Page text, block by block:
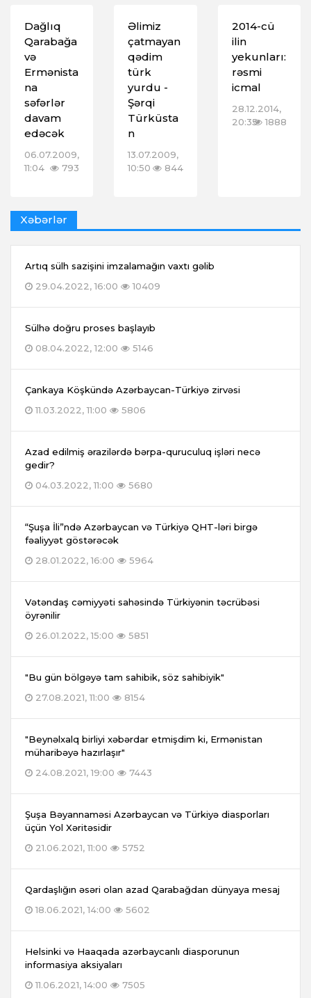
Dağlıq
Qarabağa
və
Ermənista
na
səfərlər
davam
edəcək
06.07.2009,
11:04
793
Əlimiz
çatmayan
qədim
türk
yurdu -
Şərqi
Türküsta
n
13.07.2009,
10:50
844
2014-cü
ilin
yekunları:
rəsmi
icmal
28.12.2014,
20:35 1888
Xəbərlər
Artıq sülh sazişini imzalamağın vaxtı gəlib
29.04.2022, 16:00
10409
Sülhə doğru proses başlayıb
08.04.2022, 12:00
5146
Çankaya Köşkündə Azərbaycan-Türkiyə zirvəsi
11.03.2022, 11:00
5806
Azad edilmiş ərazilərdə bərpa-quruculuq işləri necə
gedir?
04.03.2022, 11:00
5680
“Şuşa İli”ndə Azərbaycan və Türkiyə QHT-ləri birgə
fəaliyyət göstərəcək
28.01.2022, 16:00
5964
Vətəndaş cəmiyyəti sahəsində Türkiyənin təcrübəsi
öyrənilir
26.01.2022, 15:00
5851
"Bu gün bölgəyə tam sahibik, söz sahibiyik"
27.08.2021, 11:00
8154
"Beynəlxalq birliyi xəbərdar etmişdim ki, Ermənistan
müharibəyə hazırlaşır"
24.08.2021, 19:00
7443
Şuşa Bəyannaməsi Azərbaycan və Türkiyə diasporları
üçün Yol Xəritəsidir
21.06.2021, 11:00
5752
Qardaşlığın əsəri olan azad Qarabağdan dünyaya mesaj
18.06.2021, 14:00
5602
Helsinki və Haaqada azərbaycanlı diasporunun
informasiya aksiyaları
11.06.2021, 14:00
7505